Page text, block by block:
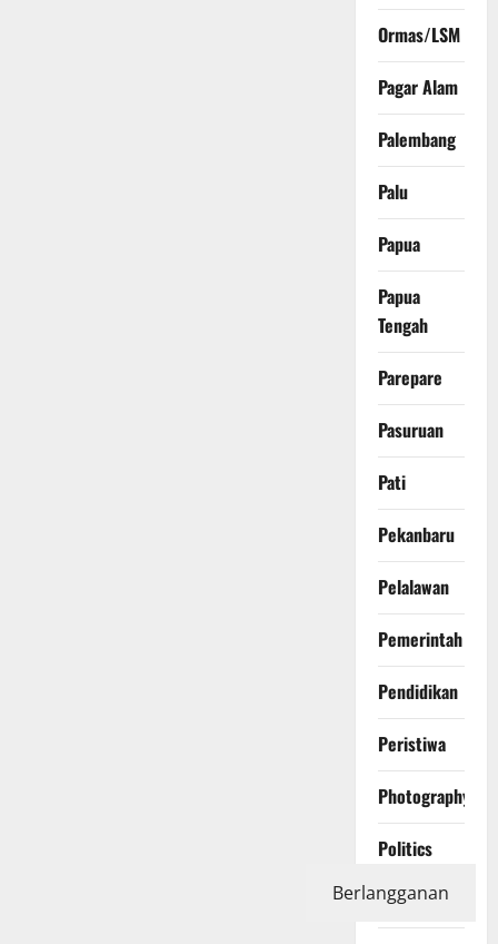
Ormas/LSM
Pagar Alam
Palembang
Palu
Papua
Papua
Tengah
Parepare
Pasuruan
Pati
Pekanbaru
Pelalawan
Pemerintah
Pendidikan
Peristiwa
Photography
Politics
Polri
Berlangganan